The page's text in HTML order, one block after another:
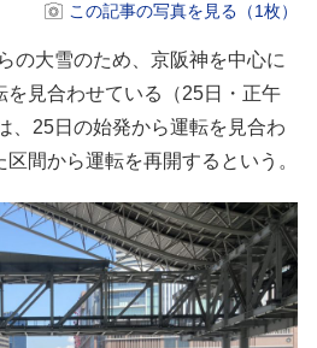
この記事の写真を見る（1枚）
の大雪のため、京阪神を中心に
を見合わせている（25日・正午
、25日の始発から運転を見合わ
間から運転を再開するという。